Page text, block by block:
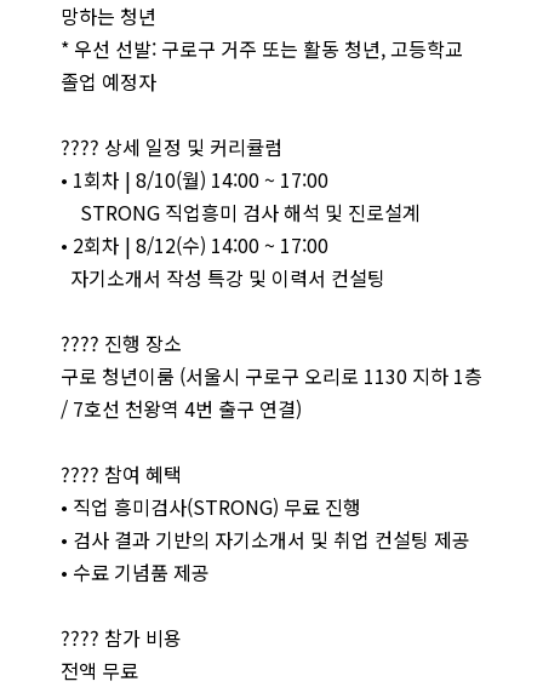
망하는 청년
* 우선 선발: 구로구 거주 또는 활동 청년, 고등학교
졸업 예정자
???? 상세 일정 및 커리큘럼
• 1회차 | 8/10(월) 14:00 ~ 17:00
STRONG 직업흥미 검사 해석 및 진로설계
• 2회차 | 8/12(수) 14:00 ~ 17:00
자기소개서 작성 특강 및 이력서 컨설팅
???? 진행 장소
구로 청년이룸 (서울시 구로구 오리로 1130 지하 1층
/ 7호선 천왕역 4번 출구 연결)
???? 참여 혜택
• 직업 흥미검사(STRONG) 무료 진행
• 검사 결과 기반의 자기소개서 및 취업 컨설팅 제공
• 수료 기념품 제공
???? 참가 비용
전액 무료